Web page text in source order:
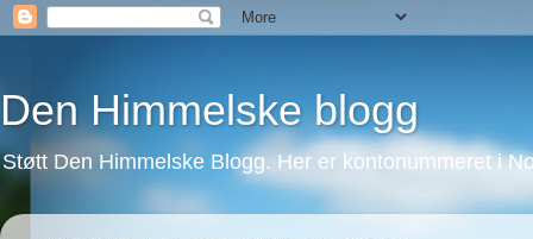
Den Himmelske blogg
Støtt Den Himmelske Blogg. Her er kontonummeret i